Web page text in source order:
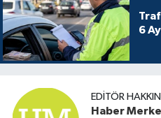
6
EDITÖR
Haber